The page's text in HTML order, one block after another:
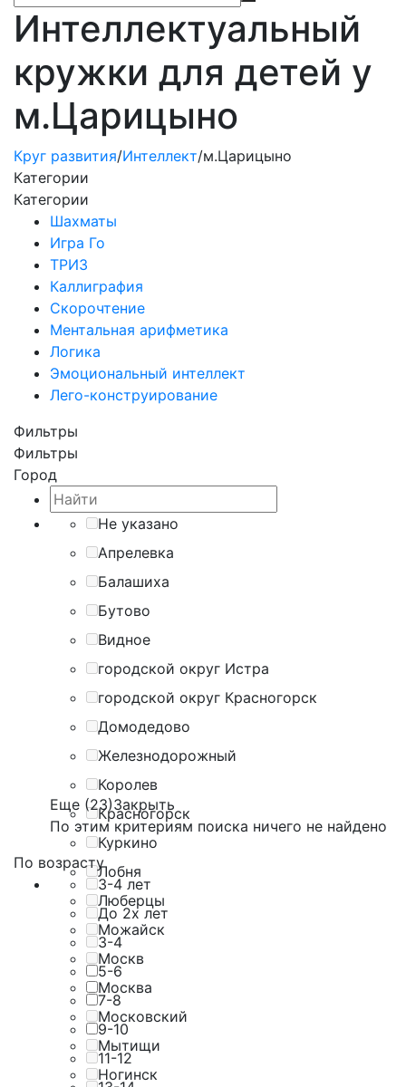
Интеллектуальный
кружки для детей у
м.Царицыно
Круг развития/Интеллект/м.Царицыно
Категории
Категории
Шахматы
Игра Го
ТРИЗ
Каллиграфия
Скорочтение
Ментальная арифметика
Логика
Эмоциональный интеллект
Лего-конструирование
Фильтры
Фильтры
Город
Не указано
Апрелевка
Балашиха
Бутово
Видное
городской округ Истра
городской округ Красногорск
Домодедово
Железнодорожный
Королев
Красногорск
Куркино
Лобня
Люберцы
Можайск
Москв
Москва
Московский
Мытищи
Ногинск
Еще (23)Закрыть
По этим критериям поиска ничего не найдено
По возрасту
3-4 лет
До 2х лет
3-4
5-6
7-8
9-10
11-12